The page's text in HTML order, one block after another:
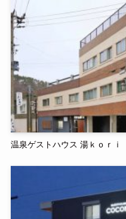
温泉ゲストハウス 湯ｋｏｒｉ